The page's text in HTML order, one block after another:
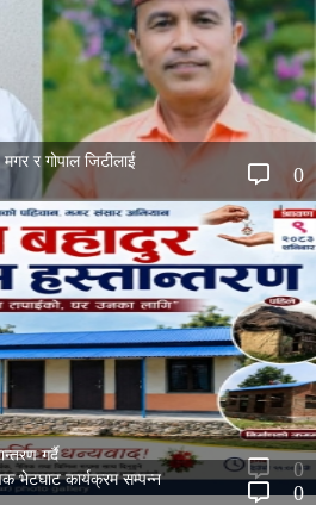
0
र गोपाल जिटीलाई
0
गर्दै
0
भेटघाट कार्यक्रम सम्पन्न